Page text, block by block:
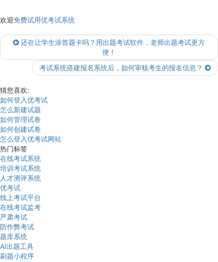
欢迎免费试用优考试系统
还在让学生涂答题卡吗？用出题考试软件，老师出题考试更方
便！
考试系统搭建报名系统后，如何审核考生的报名信息？
猜您喜欢:
如何登入优考试
怎么新建试题
如何管理试卷
如何创建试卷
怎么登入优考试网站
热门标签
在线考试系统
培训考试系统
人才测评系统
优考试
线上考试平台
在线考试监考
严肃考试
防作弊考试
题库系统
AI出题工具
刷题小程序